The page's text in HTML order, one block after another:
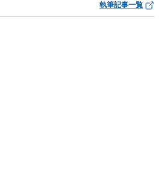
執筆記事一覧